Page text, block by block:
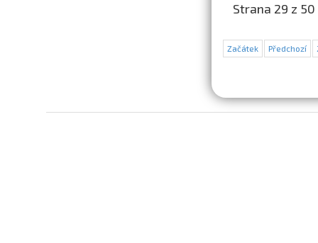
Strana 29 z 50
Začátek Předchozí